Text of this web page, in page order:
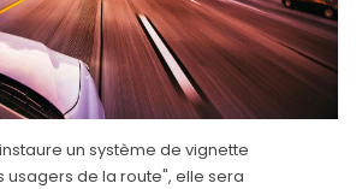
un système de vignette
de la route", elle sera